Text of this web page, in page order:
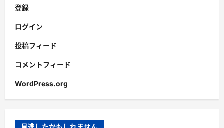
登録
ログイン
投稿フィード
コメントフィード
WordPress.org